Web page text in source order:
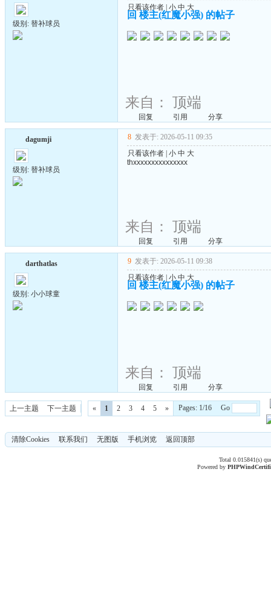
级别: 替补球员
只看该作者 小 中 大
回 楼主(红魔小强) 的帖子
来自： 顶端
回复 引用 分享
dagumji
级别: 替补球员
8 发表于: 2026-05-11 09:35
只看该作者 小 中 大
thxxxxxxxxxxxxxxx
来自： 顶端
回复 引用 分享
darthatlas
级别: 小小球童
9 发表于: 2026-05-11 09:38
只看该作者 小 中 大
回 楼主(红魔小强) 的帖子
来自： 顶端
回复 引用 分享
上一主题 下一主题 « 1 2 3 4 5 » Pages: 1/16 Go
清除Cookies 联系我们 无图版 手机浏览 返回顶部
Total 0.015841(s)
Powered byPHPWind